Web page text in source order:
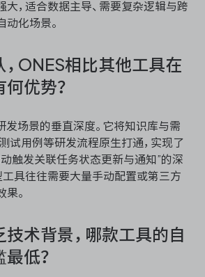
大，适合数据主导、需要复杂逻辑与跨
化场景。
ONES相比其他工具在
优势？
场景的垂直深度。它将知识库与需
试用例等研发流程原生打通，实现了
触发关联任务状态更新与通知”的深
工具往往需要大量手动配置或第三方
。
术背景，哪款工具的自
低？